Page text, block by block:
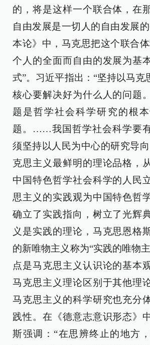
的，将是这样一个联合体，在
自由发展是一切人的自由发展
本论》中，马克思把这个联合
个人的全面而自由的发展为基
式”。习近平指出：“坚持以马克
核心要解决好为什么人的问题
题是哲学社会科学研究的根
题。……我国哲学社会科学要
须坚持以人民为中心的研究导
克思主义最鲜明的理论品格，
中国特色哲学社会科学的人民
思主义的实践观为中国特色哲
确立了实践指向，树立了光辉
义是实践的理论，马克思恩格
的新唯物主义称为“实践的唯物
点是马克思主义认识论的基本
马克思主义理论区别于其他理
马克思主义的科学研究也充分
践性。在《德意志意识形态》
斯强调：“在思辨终止的地方